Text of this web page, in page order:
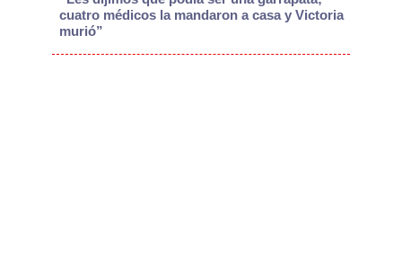
cuatro médicos la mandaron a casa y Victoria
murió”